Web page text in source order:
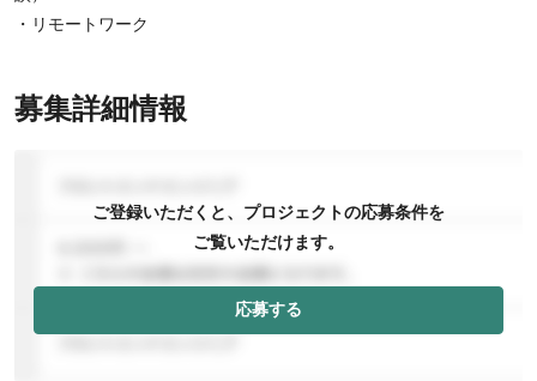
・リモートワーク
募集詳細情報
ご登録いただくと、プロジェクトの応募条件を
ご覧いただけます。
応募する